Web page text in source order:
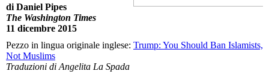
di Daniel Pipes
The Washington Times
11 dicembre 2015
Pezzo in lingua originale inglese: Trump: You Should Ban Islamists,
Not Muslims
Traduzioni di Angelita La Spada